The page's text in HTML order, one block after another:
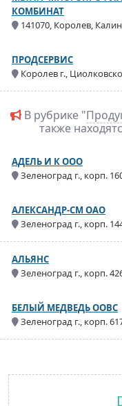
КОМБИНАТ
141070, Королев,
ПРОДСЕРВИС
Королев г.,
В рубрике "
также
АДЕЛЬ И К ООО
Зеленоград г., корп.
АЛЕКСАНДР-СМ ОАО
Зеленоград г., корп.
АЛЬЯНС
Зеленоград г., корп.
БЕЛЫЙ МЕДВЕДЬ ООВС
Зеленоград г., корп.